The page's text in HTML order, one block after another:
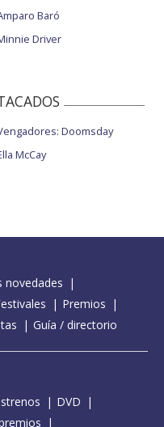
Baró
Driver
Doomsday
McCay
novedades
Premios
Guía / directorio
DVD